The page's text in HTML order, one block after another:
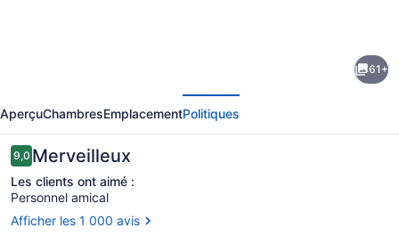
Arena
Leme
Hotel
61+
AperçuChambresEmplacementPolitiques
Avis
9,09,0 sur 10 –
Merveilleux
Les clients ont aimé :
Personnel amical
Afficher les 1 000 avis